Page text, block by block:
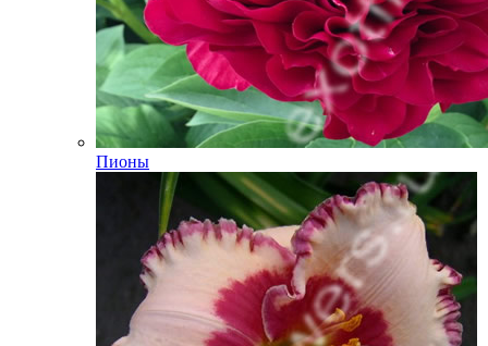
Пионы